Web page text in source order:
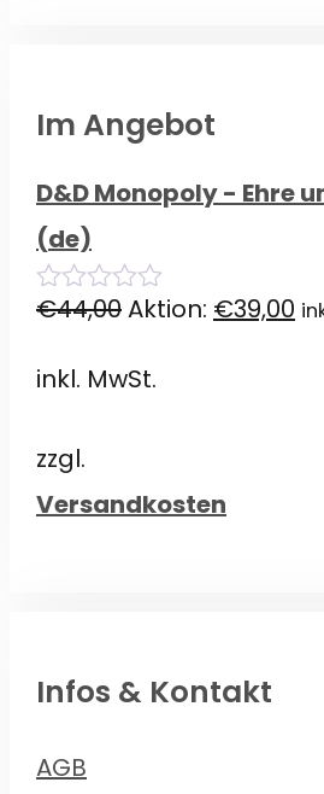
Im Angebot
D&D Monopoly - Ehre
(de)
0
€44,00Ursprünglicher
Aktion: €39,00
inkl. MwSt.
zzgl.
Versandkosten
Infos & Kontakt
AGB